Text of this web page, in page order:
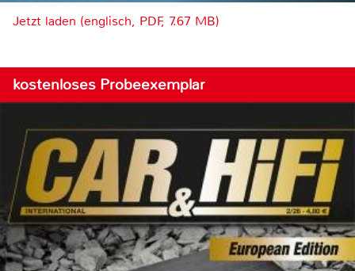
Jetzt laden (englisch, PDF, 7.67 MB)
kostenloses Probeexemplar